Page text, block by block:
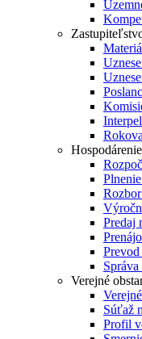
Hospodárenie
Predaj
Verejné
Súťaž
Profil